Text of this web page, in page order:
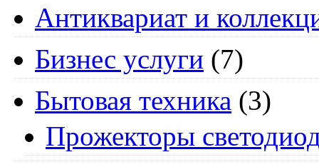
Антиквариат и
Бизнес услуги (7)
Бытовая техника (3)
Прожекторы